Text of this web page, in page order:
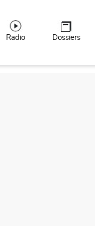
Radio Dossiers